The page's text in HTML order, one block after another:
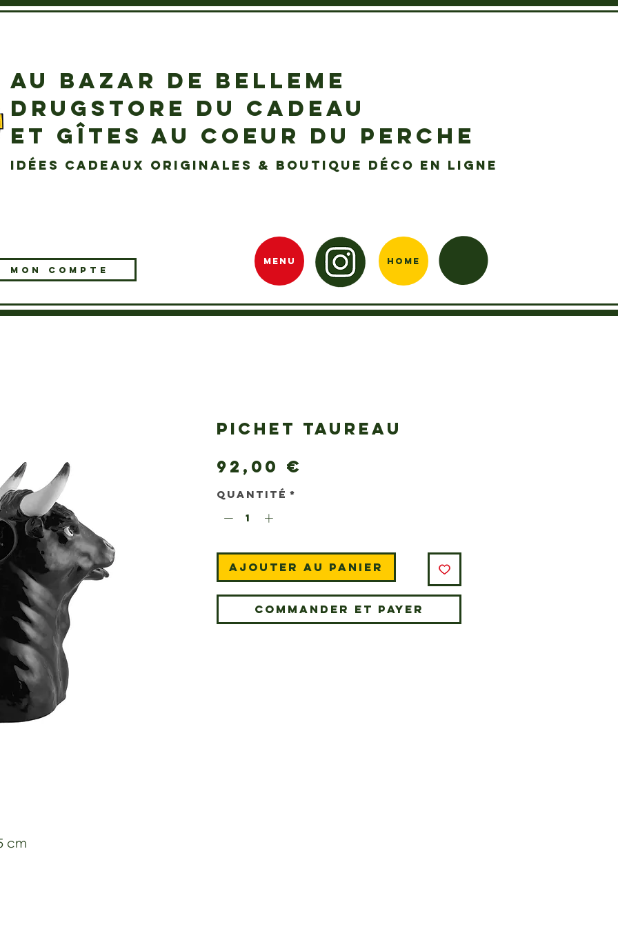
AU BAZAR DE BELLEME
DRUGSTORE DU CADEAU
ET GÎTES AU COEUR DU PERCHE
idées cadeaux originales & boutique déco en ligne
MON COMPTE
MENU Home
cm
PICHET TAUREAU
92,00 €
Quantité *
Ajouter au panier
Commander et payer